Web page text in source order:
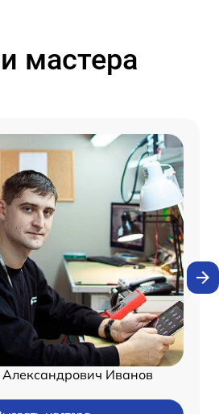
мастера
Александрович Иванов